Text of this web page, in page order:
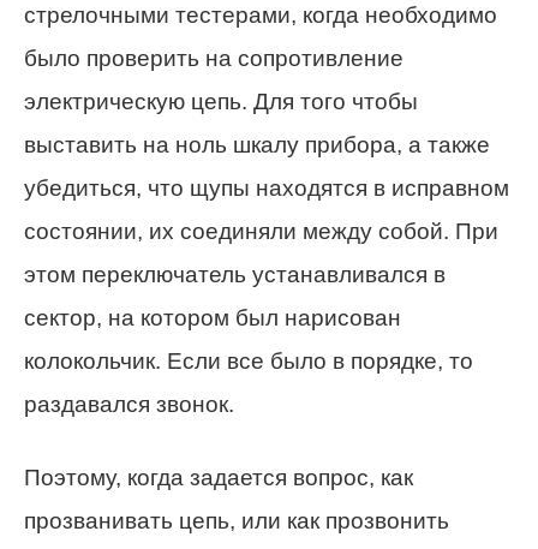
стрелочными тестерами, когда необходимо
было проверить на сопротивление
электрическую цепь. Для того чтобы
выставить на ноль шкалу прибора, а также
убедиться, что щупы находятся в исправном
состоянии, их соединяли между собой. При
этом переключатель устанавливался в
сектор, на котором был нарисован
колокольчик. Если все было в порядке, то
раздавался звонок.
Поэтому, когда задается вопрос, как
прозванивать цепь, или как прозвонить